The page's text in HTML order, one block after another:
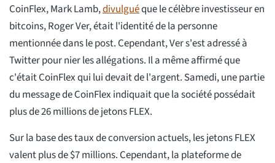
CoinFlex, Mark Lamb,divulguéque le célèbre investisseur en
bitcoins, Roger Ver, était l'identité de la personne
mentionnée dans le post. Cependant, Ver s'est adressé à
Twitter pour nier les allégations. Il a même affirmé que
c'était CoinFlex qui lui devait de l'argent. Samedi, une partie
du message de CoinFlex indiquait que la société possédait
plus de 26 millions de jetons FLEX.
Sur la base des taux de conversion actuels, les jetons FLEX
valent plus de $7 millions. Cependant, la plateforme de